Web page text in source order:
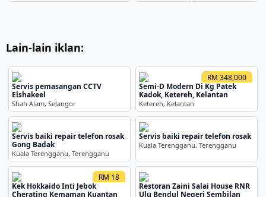
Lain-lain iklan:
Servis pemasangan CCTV
Elshakeel
Shah Alam, Selangor
RM 348,000
Semi-D Modern Di Kg Patek
Kadok, Ketereh, Kelantan
Ketereh, Kelantan
Servis baiki repair telefon rosak
Gong Badak
Kuala Terengganu, Terengganu
Servis baiki repair telefon rosak
Kuala Terengganu, Terengganu
RM 18
Kek Hokkaido Inti Jebok
Cherating Kemaman Kuantan
Restoran Zaini Salai House RNR
Ulu Bendul Negeri Sembilan